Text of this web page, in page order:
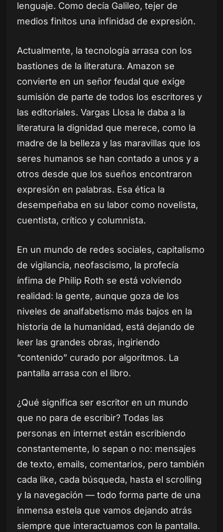
lenguaje. Como decía Galileo, tejer de
medios finitos una infinidad de expresión.
Actualmente, la tecnología arrasa con los
bastiones de la literatura. Amazon se
convierte en un señor feudal que exige
sumisión de parte de todos los escritores y
las editoriales. Vargas Llosa le daba a la
literatura la dignidad que merece, como la
madre de la belleza y las maravillas que los
seres humanos se han contado a unos y a
otros desde que los sueños encontraron
expresión en palabras. Esa ética la
desempeñaba en su labor como novelista,
cuentista, crítico y columnista.
En un mundo de redes sociales, capitalismo
de vigilancia, neofascismo, la profecía
ínfima de Philip Roth se está volviendo
realidad: la gente, aunque goza de los
niveles de analfabetismo más bajos en la
historia de la humanidad, está dejando de
leer las grandes obras, ingiriendo
“contenido” curado por algoritmos. La
pantalla arrasa con el libro.
¿Qué significa ser escritor en un mundo
que no para de escribir? Todas las
personas en internet están escribiendo
constantemente, lo sepan o no: mensajes
de texto, emails, comentarios, pero también
cada like, cada búsqueda, hasta el scrolling
y la navegación — todo forma parte de una
inmensa estela que vamos dejando atrás
siempre que interactuamos con la pantalla.